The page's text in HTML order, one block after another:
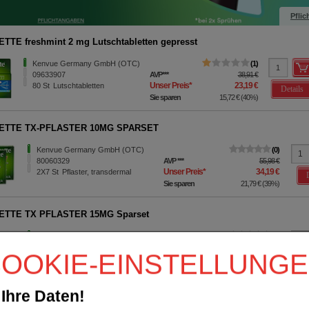
Daten!
Kaugummi 2 mg freshfruit
Kenvue Germany GmbH (OTC)
17594104
210St Kaugummi
0
AVP*** 62,97 €
Unser Preis* 42,79 €
Sie sparen 20,18 €(32%)
Details
TX-PFLASTER 10MG SPARSET
Kenvue Germany GmbH (OTC)
80060329
2X7St Pflaster, transdermal
0
AVP*** 55,98 €
Unser Preis* 34,19 €
Sie sparen 21,79 €(39%)
TX PFLASTER 15MG Sparset
2X14St Pflaster, transdermal Unser Preis* 62,69 €
37,29 €(37%)
TX PFLASTER 25MG SPARSET